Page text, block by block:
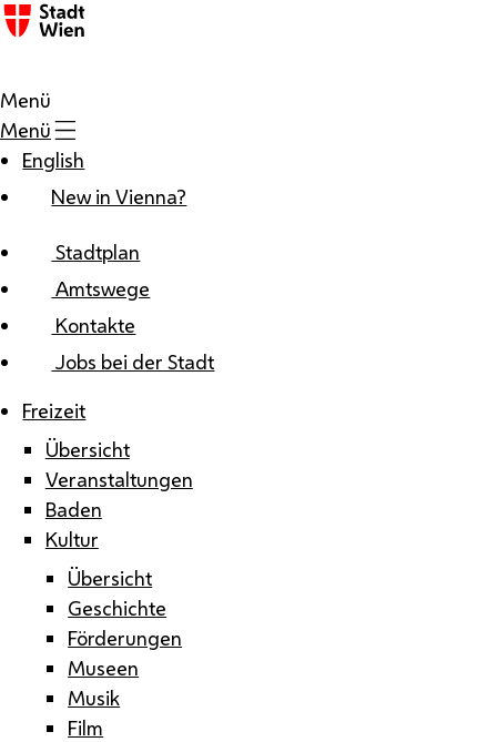
Zum Inhalt
Menü
Menü
English
New in Vienna?
Stadtplan
Amtswege
Kontakte
Jobs bei der Stadt
Freizeit
Übersicht
Veranstaltungen
Baden
Kultur
Übersicht
Geschichte
Förderungen
Museen
Musik
Film